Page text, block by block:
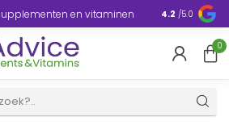
en vitaminen Europa
4.2 /5.0
0